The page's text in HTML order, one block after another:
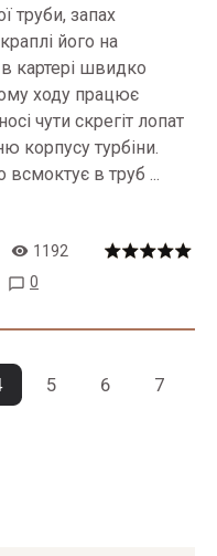
труби, запах
його на
картері швидко
ходу працює
чути скрегіт лопат
корпусу турбіни.
всмоктує в труб ...
1192
0
5 6
7